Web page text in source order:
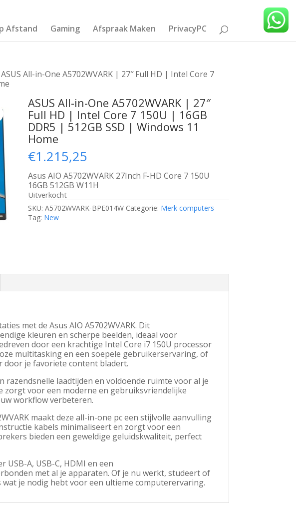
Afstand Gaming Afspraak Maken PrivacyPC
All-in-One A5702WVARK | 27″ Full HD | Intel Core 7
ASUS All-in-One A5702WVARK | 27″
Full HD | Intel Core 7 150U | 16GB
DDR5 | 512GB SSD | Windows 11
Home
€1.215,25
Asus AIO A5702WVARK 27Inch F-HD Core 7 150U
16GB 512GB W11H
Uitverkocht
SKU:A5702WVARK-BPE014W Categorie: Merk computers
Tag: New
met de Asus AIO A5702WVARK. Dit
kleuren en scherpe beelden, ideaal voor
door een krachtige Intel Core i7 150U processor
multitasking en een soepele gebruikerservaring, of
door je favoriete content bladert.
razendsnelle laadtijden en voldoende ruimte voor al je
zorgt voor een moderne en gebruiksvriendelijke
workflow verbeteren.
maakt deze all-in-one pc een stijlvolle aanvulling
kabels minimaliseert en zorgt voor een
bieden een geweldige geluidskwaliteit, perfect
A, USB-C, HDMI en een
met al je apparaten. Of je nu werkt, studeert of
wat je nodig hebt voor een ultieme computerervaring.